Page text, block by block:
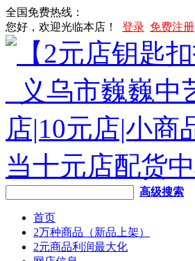
全国免费热线：
您好，欢迎光临本店！
登录 免费注册
高级搜索
首页
2万种商品（新品上架）
2元商品利润最大化